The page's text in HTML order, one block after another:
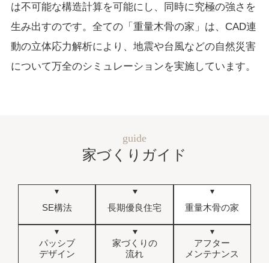
は不可能な構造計算を可能にし、同時に究極の強さを
生み出すのです。全ての「重量木骨の家」は、CAD連
動の立体応力解析により、地震や台風などの自然災害
について万全のシミュレーションを実施しています。
guide
家づくりガイド
SE構法 長期優良住宅 重量木骨の家
パッシブ
デザイン
家づくりの
流れ
アフター
メンテナンス